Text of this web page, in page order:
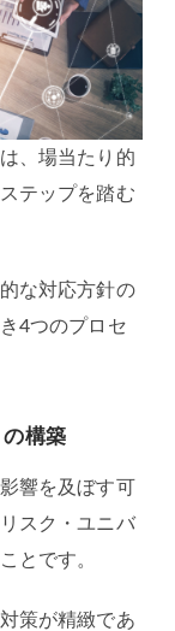
、場当たり的
テップを踏む
な対応方針の
4つのプロセ
構築
響を及ぼす可
スク・ユニバ
とです。
策が精緻であ